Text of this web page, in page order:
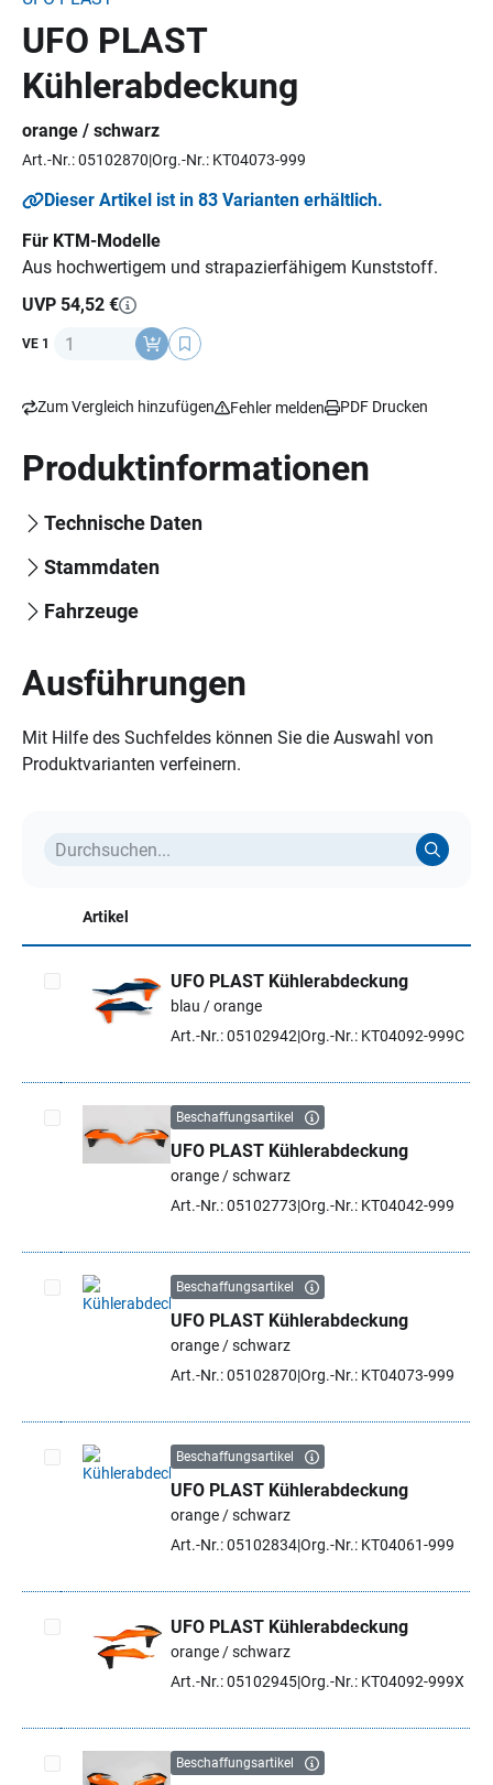
UFO PLAST
Kühlerabdeckung
orange / schwarz
Art.-Nr.: 05102870 Org.-Nr.: KT04073-999
Dieser Artikel ist in 83 Varianten erhältlich.
Für KTM-Modelle
Aus hochwertigem und strapazierfähigem Kunststoff.
UVP 54,52 €
VE 1 Anzahl
Zum Vergleich hinzufügen Fehler melden PDF Drucken
Produktinformationen
Technische Daten
Stammdaten
Fahrzeuge
Ausführungen
Mit Hilfe des Suchfeldes können Sie die Auswahl von
Produktvarianten verfeinern.
Artikel
Artikel auswählen
UFO PLAST Kühlerabdeckung
blau / orange
Art.-Nr.: 05102942 Org.-Nr.: KT04092-999C
Artikel auswählen
Beschaffungsartikel
UFO PLAST Kühlerabdeckung
orange / schwarz
Art.-Nr.: 05102773 Org.-Nr.: KT04042-999
Artikel auswählen
Beschaffungsartikel
UFO PLAST Kühlerabdeckung
orange / schwarz
Art.-Nr.: 05102870 Org.-Nr.: KT04073-999
Artikel auswählen
Beschaffungsartikel
UFO PLAST Kühlerabdeckung
orange / schwarz
Art.-Nr.: 05102834Org.-Nr.: KT04061-999
Artikel auswählen
UFO PLAST Kühlerabdeckung
orange / schwarz
Art.-Nr.: 05102945Org.-Nr.: KT04092-999X
Beschaffungsartikel